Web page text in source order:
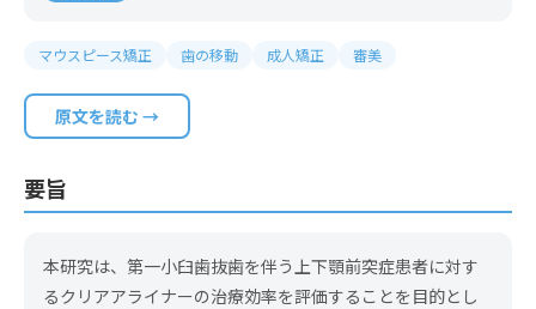
マウスピース矯正 歯の移動 成人矯正 審美
原文を読む →
要旨
本研究は、第一小臼歯抜歯を伴う上下顎前突症患者に対す
るクリアアライナーの治療効率を評価することを目的とし